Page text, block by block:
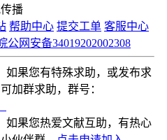
播
帮助中心 提交工单 客服中心
公网安备34019202002308
如果您有特殊求助，或发布求
加群求助，群号：
如果您热爱文献互助，有热心